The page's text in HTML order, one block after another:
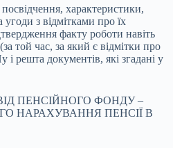
характеристики,
угоди з відмітками про їх
факту роботи навіть
той час, за який є відмітки про
і решта документів, які згадані у
ПЕНСІЙНОГО ФОНДУ –
НАРАХУВАННЯ ПЕНСІЇ В